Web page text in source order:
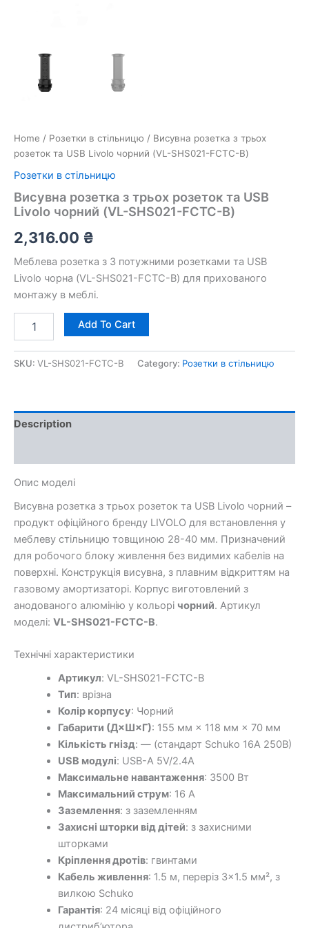
Home / Розетки в стільницю / Висувна розетка з трьох
розеток та USB Livolo чорний (VL-SHS021-FCTC-B)
Розетки в стільницю
Висувна розетка з трьох розеток та USB
Livolo чорний (VL-SHS021-FCTC-B)
2,316.00 ₴
Меблева розетка з 3 потужними розетками та USB
Livolo чорна (VL-SHS021-FCTC-B) для прихованого
монтажу в меблі.
Add To Cart
SKU: VL-SHS021-FCTC-B Category: Розетки в стільницю
Description
Опис моделі
Висувна розетка з трьох розеток та USB Livolo чорний –
продукт офіційного бренду LIVOLO для встановлення у
меблеву стільницю товщиною 28-40 мм. Призначений
для робочого блоку живлення без видимих кабелів на
поверхні. Конструкція висувна, з плавним відкриттям на
газовому амортизаторі. Корпус виготовлений з
анодованого алюмінію у кольорі чорний. Артикул
моделі: VL-SHS021-FCTC-B.
Технічні характеристики
Артикул: VL-SHS021-FCTC-B
Тип: врізна
Колір корпусу: Чорний
Габарити (Д×Ш×Г): 155 мм × 118 мм × 70 мм
Кількість гнізд: — (стандарт Schuko 16А 250В)
USB модулі: USB-A 5V/2.4A
Максимальне навантаження: 3500 Вт
Максимальний струм: 16 А
Заземлення: з заземленням
Захисні шторки від дітей: з захисними
шторками
Кріплення дротів: гвинтами
Кабель живлення: 1.5 м, переріз 3×1.5 мм², з
вилкою Schuko
Гарантія: 24 місяці від офіційного